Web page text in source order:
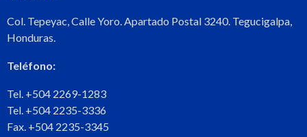
Col. Tepeyac, Calle Yoro. Apartado Postal 3240. Tegucigalpa,
Honduras.
Teléfono:
Tel. +504 2269-1283
Tel. +504 2235-3336
Fax. +504 2235-3345